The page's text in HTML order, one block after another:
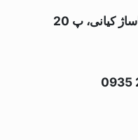
کیانی، پ 20
0935